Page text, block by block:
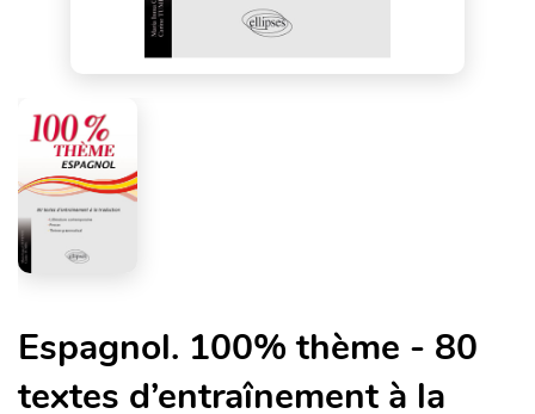
Espagnol. 100% thème - 80
textes d’entraînement à la